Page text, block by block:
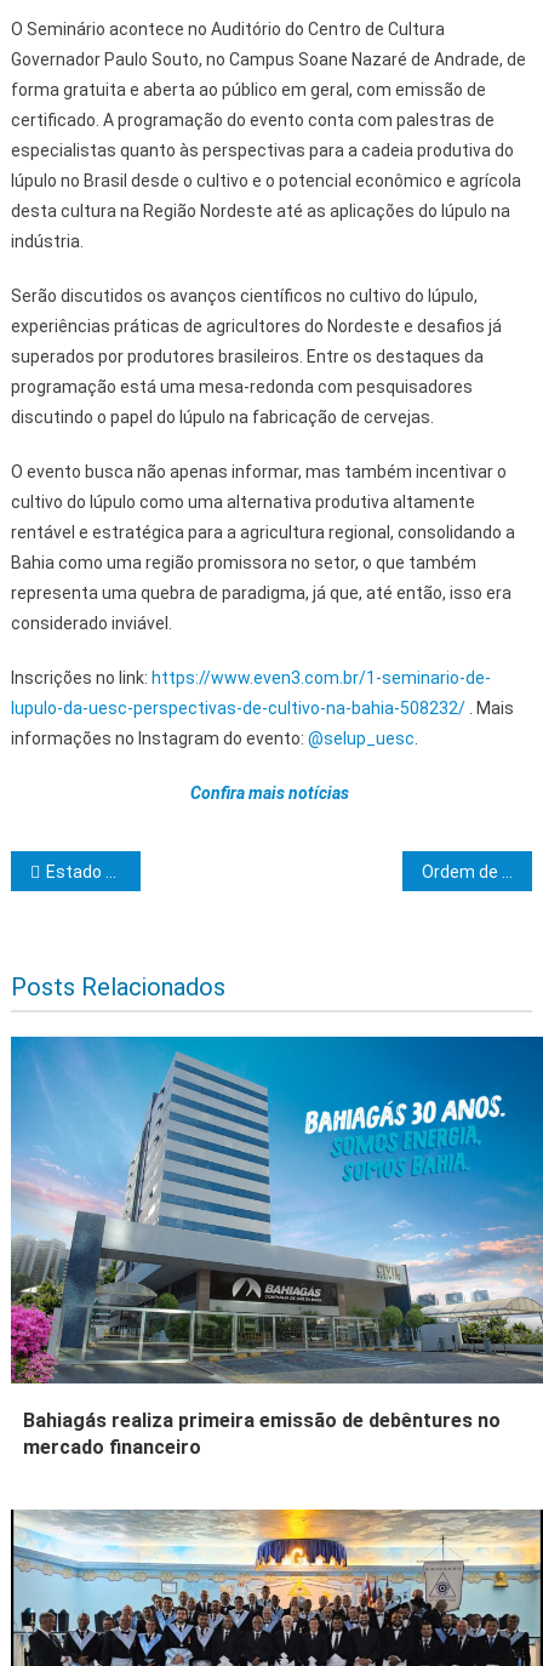
O Seminário acontece no Auditório do Centro de Cultura
Governador Paulo Souto, no Campus Soane Nazaré de Andrade, de
forma gratuita e aberta ao público em geral, com emissão de
certificado. A programação do evento conta com palestras de
especialistas quanto às perspectivas para a cadeia produtiva do
lúpulo no Brasil desde o cultivo e o potencial econômico e agrícola
desta cultura na Região Nordeste até as aplicações do lúpulo na
indústria.
Serão discutidos os avanços científicos no cultivo do lúpulo,
experiências práticas de agricultores do Nordeste e desafios já
superados por produtores brasileiros. Entre os destaques da
programação está uma mesa-redonda com pesquisadores
discutindo o papel do lúpulo na fabricação de cervejas.
O evento busca não apenas informar, mas também incentivar o
cultivo do lúpulo como uma alternativa produtiva altamente
rentável e estratégica para a agricultura regional, consolidando a
Bahia como uma região promissora no setor, o que também
representa uma quebra de paradigma, já que, até então, isso era
considerado inviável.
Inscrições no link: https://www.even3.com.br/1-seminario-de-
lupulo-da-uesc-perspectivas-de-cultivo-na-bahia-508232/. Mais
informações no Instagram do evento: @selup_uesc
Confira mais notícias
Navegação de Post
Estado entrega maternidade e ampliação do Hospital Regional de Juazeiro com o dobro do número de leitos
Posts Relacionados
Bahiagás realiza primeira emissão de debêntures no
mercado financeiro